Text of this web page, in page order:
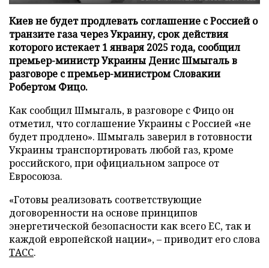
Киев не будет продлевать соглашение с Россией о
транзите газа через Украину, срок действия
которого истекает 1 января 2025 года, сообщил
премьер-министр Украины Денис Шмыгаль в
разговоре с премьер-министром Словакии
Робертом Фицо.
Как сообщил Шмыгаль, в разговоре с Фицо он
отметил, что соглашение Украины с Россией «не
будет продлено». Шмыгаль заверил в готовности
Украины транспортировать любой газ, кроме
российского, при официальном запросе от
Евросоюза.
«Готовы реализовать соответствующие
договоренности на основе принципов
энергетической безопасности как всего ЕС, так и
каждой европейской нации», – приводит его слова
ТАСС.